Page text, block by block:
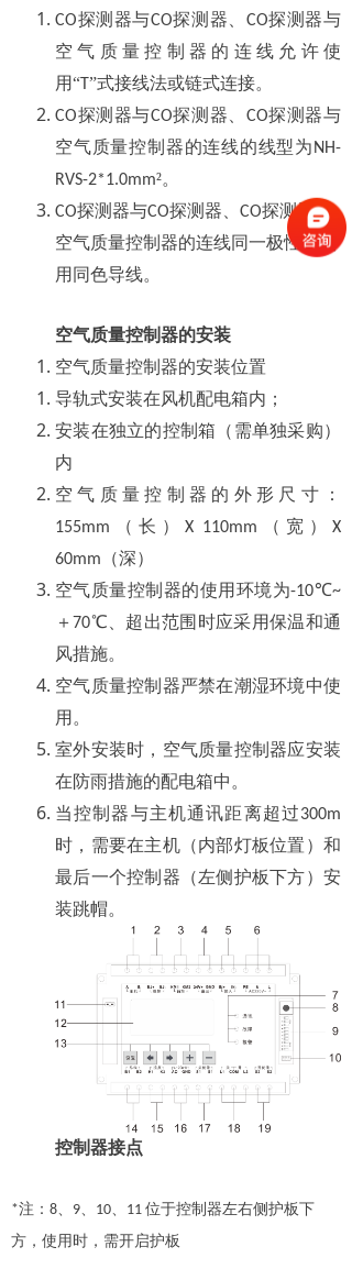
CO探测器与CO探测器、 CO探测器与
空气质量控制器的连线允许使
用“ ”式接线法或链式连接。
CO探测器与CO探测器、 CO探测器与
空气质量控制器的连线的线型为 NH-
RVS-2*1.0mm²。
CO探测器与CO探测器、 CO探测器与
空气质量控制器的连线同一极性应使
用同色导线。
空气质量控制器的安装
空气质量控制器的安装位置
导轨式安装在风机配电箱内；
安装在独立的控制箱（需单独采购）
内
空气质量控制器的外形尺寸：
155mm （长） X 110mm （宽）X
60mm （深）
空气质量控制器的使用环境为-10℃~
＋70℃、超出范围时应采用保温和通
风措施。
空气质量控制器严禁在潮湿环境中使
用。
室外安装时，空气质量控制器应安装
在防雨措施的配电箱中。
当控制器与主机通讯距离超过300m
时，需要在主机（内部灯板位置）和
最后一个控制器（左侧护板下方）安
装跳帽。
控制器接点
*注： 8、 9、 10、 11 位于控制器左右侧护板下
方，使用时，需开启护板